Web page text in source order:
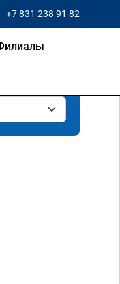
+7 831 238 91 82